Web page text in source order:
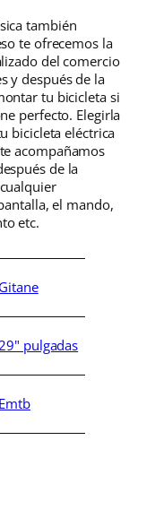
también
te ofrecemos la
del comercio
y después de la
tu bicicleta si
perfecto. Elegirla
bicicleta eléctrica
acompañamos
de la
el mando,
etc.
Gitane
pulgadas
Emtb